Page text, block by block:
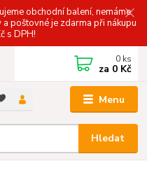
obchodní balení, nemáme
poštovné je zdarma při nákupu
s DPH!
Menu
Hledat
0 ks
za 0 Kč